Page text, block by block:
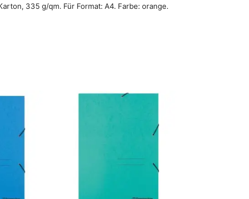
335 g/qm. Für Format: A4. Farbe: orange.